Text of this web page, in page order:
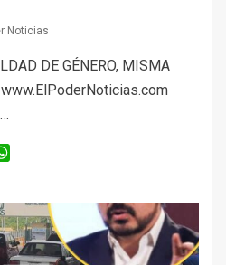
Noticias
DE GÉNERO, MISMA